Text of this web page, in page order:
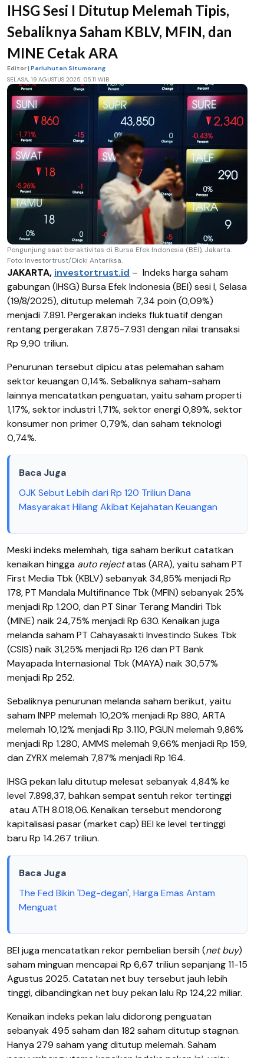
IHSG Sesi I Ditutup Melemah Tipis,
Sebaliknya Saham KBLV, MFIN, dan
MINE Cetak ARA
Editor | Parluhutan Situmorang
SELASA, 19 AGUSTUS 2025, 05.11 WIB
Pengunjung saat beraktivitas di Bursa Efek Indonesia (BEI), Jakarta.
Foto: Investortrust/Dicki Antariksa.
JAKARTA, investortrust.id – Indeks harga saham
gabungan (IHSG) Bursa Efek Indonesia (BEI) sesi I, Selasa
(19/8/2025), ditutup melemah 7,34 poin (0,09%)
menjadi 7.891. Pergerakan indeks fluktuatif dengan
rentang pergerakan 7.875-7.931 dengan nilai transaksi
Rp 9,90 triliun.
Penurunan tersebut dipicu atas pelemahan saham
sektor keuangan 0,14%. Sebaliknya saham-saham
lainnya mencatatkan penguatan, yaitu saham properti
1,17%, sektor industri 1,71%, sektor energi 0,89%, sektor
konsumer non primer 0,79%, dan saham teknologi
0,74%.
Baca Juga
OJK Sebut Lebih dari Rp 120 Triliun Dana
Masyarakat Hilang Akibat Kejahatan Keuangan
Meski indeks melemhah, tiga saham berikut catatkan
kenaikan hingga auto rejectatas (ARA), yaitu saham PT
First Media Tbk (KBLV) sebanyak 34,85% menjadi Rp
178, PT Mandala Multifinance Tbk (MFIN) sebanyak 25%
menjadi Rp 1.200, dan PT Sinar Terang Mandiri Tbk
(MINE) naik 24,75% menjadi Rp 630. Kenaikan juga
melanda saham PT Cahayasakti Investindo Sukes Tbk
(CSIS) naik 31,25% menjadi Rp 126 dan PT Bank
Mayapada Internasional Tbk (MAYA) naik 30,57%
menjadi Rp 252.
Sebaliknya penurunan melanda saham berikut, yaitu
saham INPP melemah 10,20% menjadi Rp 880, ARTA
melemah 10,12% menjadi Rp 3.110, PGUN melemah 9,86%
menjadi Rp 1.280, AMMS melemah 9,66% menjadi Rp 159,
dan ZYRX melemah 7,87% menjadi Rp 164.
IHSG pekan lalu ditutup melesat sebanyak 4,84% ke
level 7.898,37, bahkan sempat sentuh rekor tertinggi
atau ATH 8.018,06. Kenaikan tersebut mendorong
kapitalisasi pasar (market cap) BEI ke level tertinggi
baru Rp 14.267 triliun.
Baca Juga
The Fed Bikin 'Deg-degan', Harga Emas Antam
Menguat
BEI juga mencatatkan rekor pembelian bersih (net buy)
saham minguan mencapai Rp 6,67 triliun sepanjang 11-15
Agustus 2025. Catatan net buy tersebut jauh lebih
tinggi, dibandingkan net buy pekan lalu Rp 124,22 miliar.
Kenaikan indeks pekan lalu didorong penguatan
sebanyak 495 saham dan 182 saham ditutup stagnan.
Hanya 279 saham yang ditutup melemah. Saham